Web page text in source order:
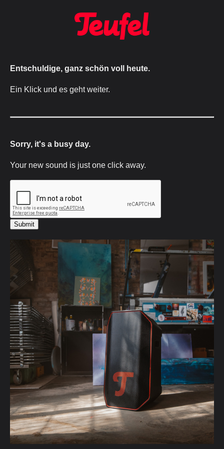
Entschuldige, ganz schön voll heute.
Ein Klick und es geht weiter.
Sorry, it's a busy day.
Your new sound is just one click away.